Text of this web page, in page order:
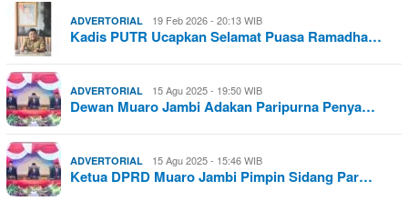
ADVERTORIAL 19 Feb 2026 - 20:13 WIB
Kadis PUTR Ucapkan Selamat Puasa Ramadha…
ADVERTORIAL 15 Agu 2025 - 19:50 WIB
Dewan Muaro Jambi Adakan Paripurna Penya…
ADVERTORIAL 15 Agu 2025 - 15:46 WIB
Ketua DPRD Muaro Jambi Pimpin Sidang Par…